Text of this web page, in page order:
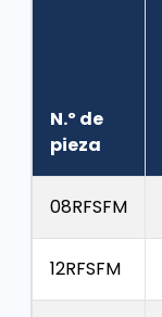
N.º de
pieza
08RFSFM
12RFSFM